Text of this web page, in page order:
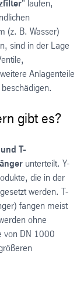
" laufen,
(z. B. Wasser)
sind in der Lage
Anlagenteile
gibt es?
T-
unterteilt. Y-
die in der
werden. T-
fangen meist
ohne
von DN 1000